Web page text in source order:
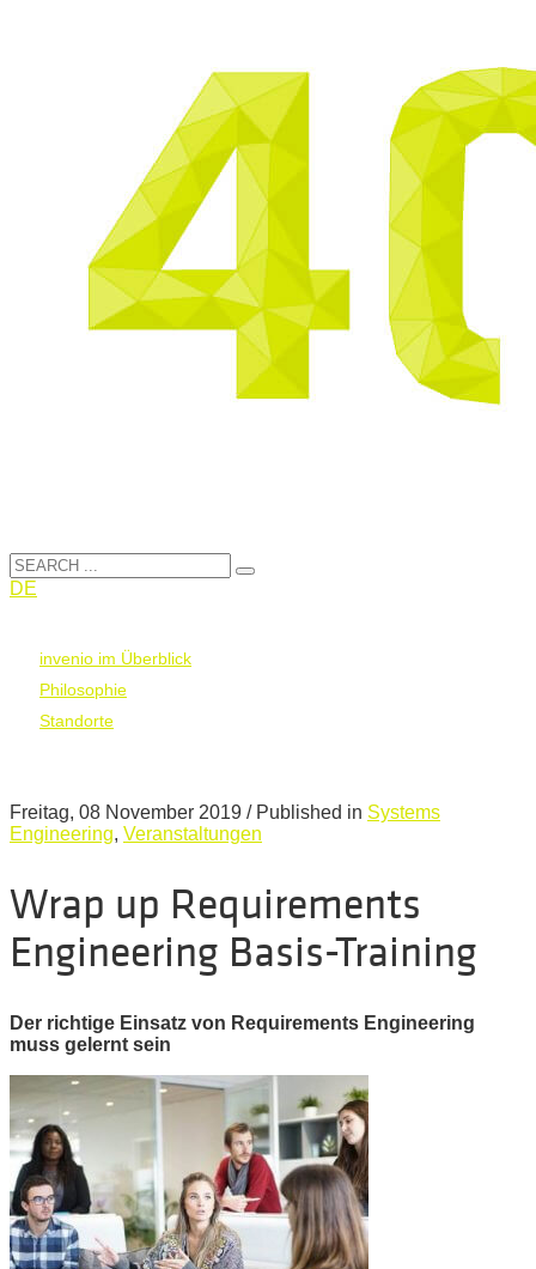
DE
invenio im Überblick
Philosophie
Standorte
Freitag, 08 November 2019 / Published in Systems
Engineering, Veranstaltungen
Wrap up Requirements
Engineering Basis-Training
Der richtige Einsatz von Requirements Engineering
muss gelernt sein